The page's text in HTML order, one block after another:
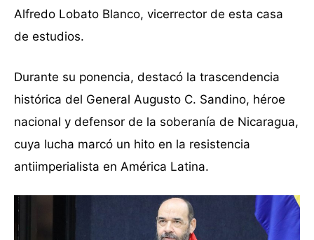
Alfredo Lobato Blanco, vicerrector de esta casa
de estudios.
Durante su ponencia, destacó la trascendencia
histórica del General Augusto C. Sandino, héroe
nacional y defensor de la soberanía de Nicaragua,
cuya lucha marcó un hito en la resistencia
antiimperialista en América Latina.